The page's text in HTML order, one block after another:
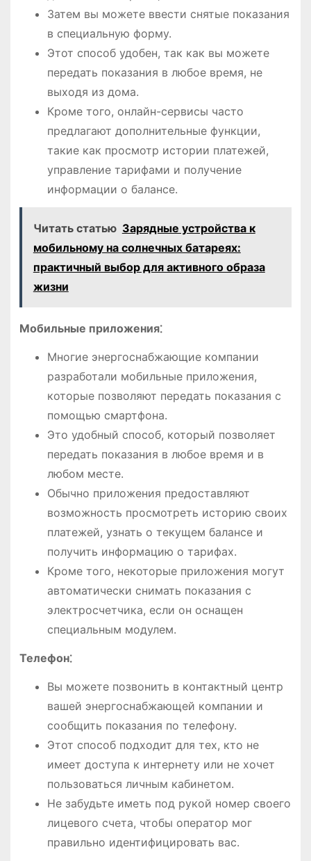
Затем вы можете ввести снятые показания
в специальную форму.
Этот способ удобен, так как вы можете
передать показания в любое время, не
выходя из дома.
Кроме того, онлайн-сервисы часто
предлагают дополнительные функции,
такие как просмотр истории платежей,
управление тарифами и получение
информации о балансе.
Читать статью Зарядные устройства к
мобильному на солнечных батареях:
практичный выбор для активного образа
жизни
Мобильные приложения⁚
Многие энергоснабжающие компании
разработали мобильные приложения,
которые позволяют передать показания с
помощью смартфона.
Это удобный способ, который позволяет
передать показания в любое время и в
любом месте.
Обычно приложения предоставляют
возможность просмотреть историю своих
платежей, узнать о текущем балансе и
получить информацию о тарифах.
Кроме того, некоторые приложения могут
автоматически снимать показания с
электросчетчика, если он оснащен
специальным модулем.
Телефон⁚
Вы можете позвонить в контактный центр
вашей энергоснабжающей компании и
сообщить показания по телефону.
Этот способ подходит для тех, кто не
имеет доступа к интернету или не хочет
пользоваться личным кабинетом.
Не забудьте иметь под рукой номер своего
лицевого счета, чтобы оператор мог
правильно идентифицировать вас.